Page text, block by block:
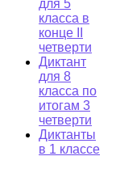
для 5
класса в
конце II
четверти
Диктант
для 8
класса по
итогам 3
четверти
Диктанты
в 1 классе